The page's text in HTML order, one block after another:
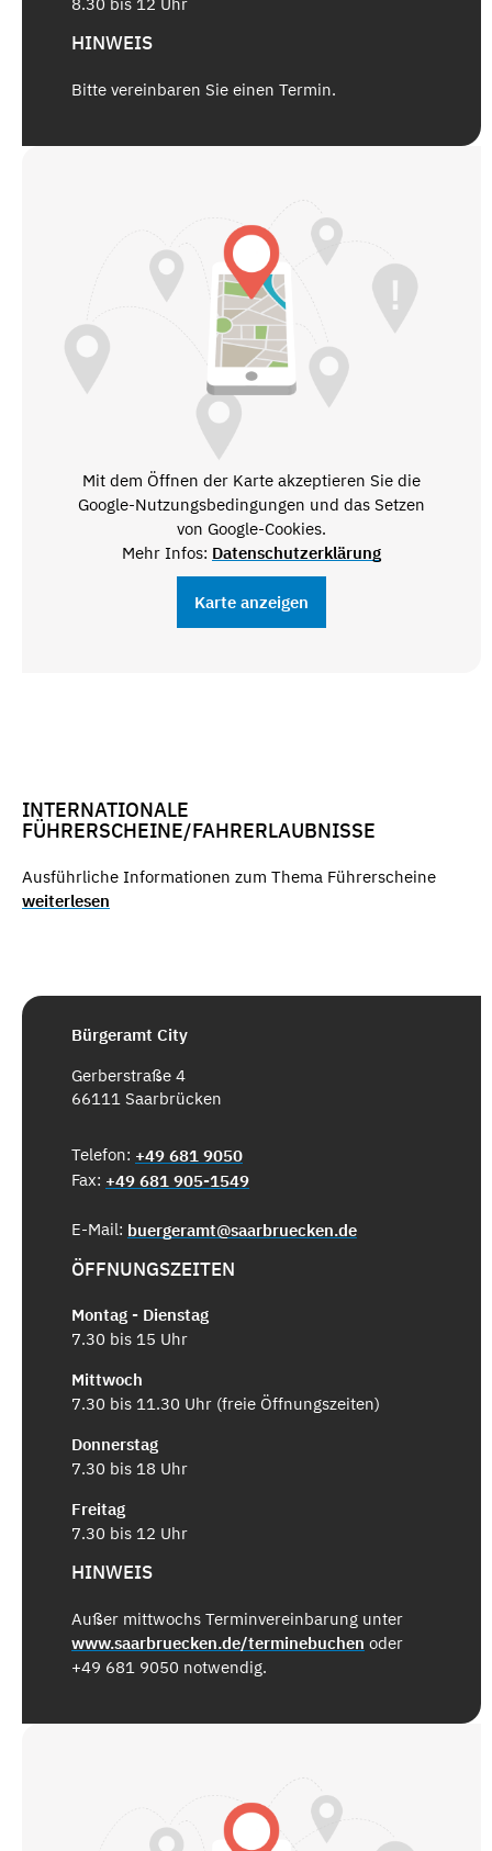
8.30 bis 12 Uhr
HINWEIS
Bitte vereinbaren Sie einen Termin.
Mit dem Öffnen der Karte akzeptieren Sie die
Google-Nutzungsbedingungen und das Setzen
von Google-Cookies.
Mehr Infos: Datenschutzerklärung
Karte anzeigen
INTERNATIONALE
FÜHRERSCHEINE/FAHRERLAUBNISSE
Ausführliche Informationen zum Thema Führerscheine
weiterlesen
Bürgeramt City
Gerberstraße 4
66111 Saarbrücken
Telefon: +49 681 9050
Fax: +49 681 905-1549
E-Mail: buergeramt@saarbruecken.de
ÖFFNUNGSZEITEN
Montag - Dienstag
7.30 bis 15 Uhr
Mittwoch
7.30 bis 11.30 Uhr (freie Öffnungszeiten)
Donnerstag
7.30 bis 18 Uhr
Freitag
7.30 bis 12 Uhr
HINWEIS
Außer mittwochs Terminvereinbarung unter
www.saarbruecken.de/terminebuchen oder
+49 681 9050 notwendig.